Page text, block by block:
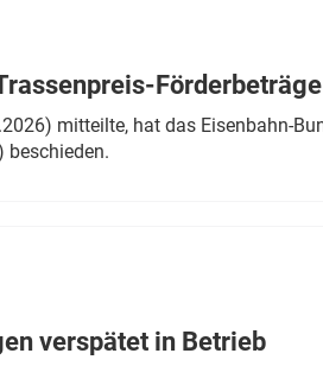
& Ausrüstung
Förderbeträge
mitteilte, hat das Eisenbahn-
beschieden.
verspätet in Betrieb